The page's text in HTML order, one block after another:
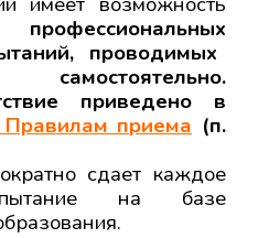
профессиональных
й, проводимых
приведено в
приема (п.
сдает каждое
на базе